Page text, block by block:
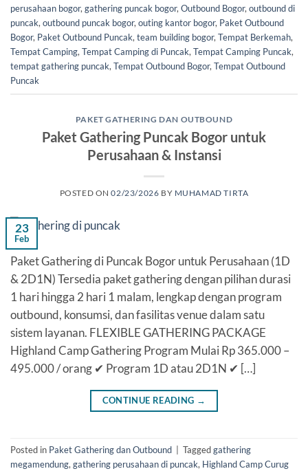
perusahaan bogor, gathering puncak bogor, Outbound Bogor, outbound di
puncak, outbound puncak bogor, outing kantor bogor, Paket Outbound
Bogor, Paket Outbound Puncak, team building bogor, Tempat Berkemah,
Tempat Camping, Tempat Camping di Puncak, Tempat Camping Puncak,
tempat gathering puncak, Tempat Outbound Bogor, Tempat Outbound
Puncak
PAKET GATHERING DAN OUTBOUND
Paket Gathering Puncak Bogor untuk
Perusahaan & Instansi
POSTED ON02/23/2026 BY MUHAMAD TIRTA
23
Feb
Paket Gathering di Puncak Bogor untuk Perusahaan (1D
& 2D1N) Tersedia paket gathering dengan pilihan durasi
1 hari hingga 2 hari 1 malam, lengkap dengan program
outbound, konsumsi, dan fasilitas venue dalam satu
sistem layanan. FLEXIBLE GATHERING PACKAGE
Highland Camp Gathering Program Mulai Rp 365.000 –
495.000 / orang ✔ Program 1D atau 2D1N ✔ […]
CONTINUE READING →
Posted in Paket Gathering dan Outbound Taggedgathering
megamendung,gathering perusahaan di puncak, Highland Camp Curug